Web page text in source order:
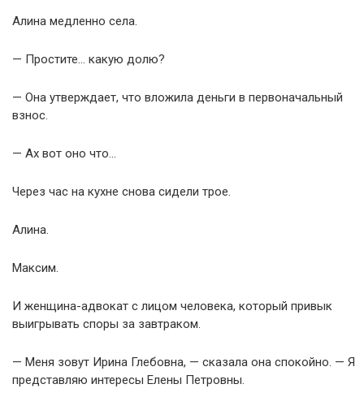
Алина медленно села.
— Простите… какую долю?
— Она утверждает, что вложила деньги в первоначальный
взнос.
— Ах вот оно что…
Через час на кухне снова сидели трое.
Алина.
Максим.
И женщина-адвокат с лицом человека, который привык
выигрывать споры за завтраком.
— Меня зовут Ирина Глебовна, — сказала она спокойно. — Я
представляю интересы Елены Петровны.